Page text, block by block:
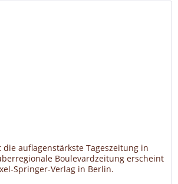
auflagenstärkste Tageszeitung in
Boulevardzeitung erscheint
Springer-Verlag in Berlin.